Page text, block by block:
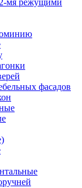
фасадов